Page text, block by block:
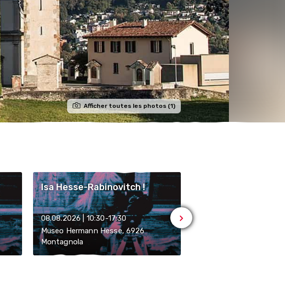
Afficher toutes les photos (1)
Isa Hesse-Rabinovitch !
08.08.2026 | 10:30-17:30
Museo Hermann Hesse, 6926
Montagnola